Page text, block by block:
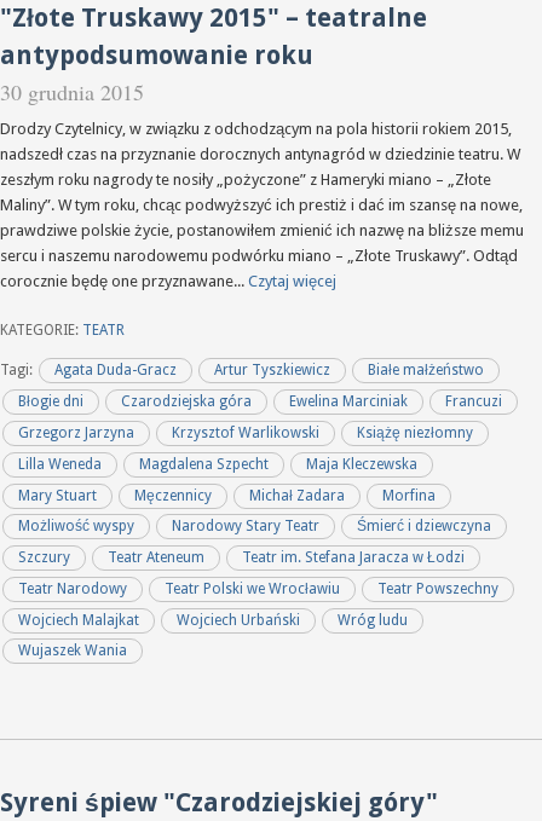
"Złote Truskawy 2015" – teatralne
antypodsumowanie roku
30 grudnia 2015
Drodzy Czytelnicy, w związku z odchodzącym na pola historii rokiem 2015,
nadszedł czas na przyznanie dorocznych antynagród w dziedzinie teatru. W
zeszłym roku nagrody te nosiły „pożyczone” z Hameryki miano – „Złote
Maliny”. W tym roku, chcąc podwyższyć ich prestiż i dać im szansę na nowe,
prawdziwe polskie życie, postanowiłem zmienić ich nazwę na bliższe memu
sercu i naszemu narodowemu podwórku miano – „Złote Truskawy”. Odtąd
corocznie będę one przyznawane... Czytaj więcej
KATEGORIE: TEATR
Tagi: Agata Duda-Gracz Artur Tyszkiewicz
Białe małżeństwo
Błogie dni
Czarodziejska góra Ewelina Marciniak
Francuzi
Grzegorz Jarzyna
Krzysztof Warlikowski
Książę niezłomny
Lilla Weneda
Magdalena Szpecht
Maja Kleczewska
Mary Stuart
Męczennicy Michał Zadara
Morfina
Możliwość wyspy
Narodowy Stary Teatr
Śmierć i dziewczyna
Szczury
Teatr Ateneum
Teatr im. Stefana Jaracza w Łodzi
Teatr Narodowy
Teatr Polski we Wrocławiu
Teatr Powszechny
Wojciech Malajkat
Wojciech Urbański
Wróg ludu
Wujaszek Wania
Syreni śpiew "Czarodziejskiej góry"